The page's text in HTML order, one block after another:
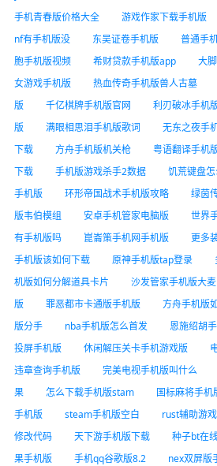
手机青春版价格大全
游戏作家下载手机版
nf有手机版没
东吴证卷手机版 普通手
胞手机版视频
希财贷款手机版app 大
女游戏手机版
热血传奇手机版兽人古墓
版
千亿棋牌手机版官网 利刃破冰手机
版
满眼相思泪手机版歌词 无东之夜手
下载
方舟手机版机关枪 粤语翻译手机
下载
手机版游戏杀手2数据 饥荒键盘
手机版
环形帝国战术手机版攻略 绿茵
版韦伯模组
安卓手机管家电脑版 世界
有手机版吗
崑崙策手机网手机版 更多
手机版该如何下载
原神手机版tap登录
机版如何分解道具卡片
沙发管家手机版大麦
版
罪恶都市卡通版手机版 方舟手机版
版分手
nba手机版怎么首发 恩施绍胡
投屏手机版
休闲解压关卡手机游戏版
违章查询手机版
完美电视手机版叫什么
果
怎么下载手机版stam 国标麻将手机
手机版
steam手机版空白 rust辅助游
修改代码
天下游手机版下载 种子bt在
果手机版
手机qq谷歌版8.2 nex双屏版